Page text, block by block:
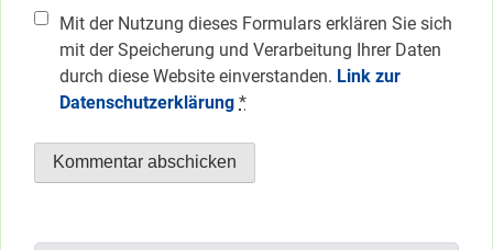
Mit der Nutzung dieses Formulars erklären Sie sich
mit der Speicherung und Verarbeitung Ihrer Daten
durch diese Website einverstanden. Link zur
Datenschutzerklärung *